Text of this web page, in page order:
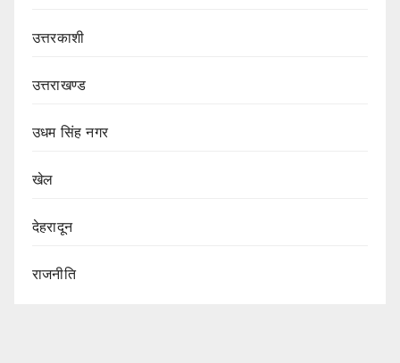
उत्तरकाशी
उत्तराखण्ड
उधम सिंह नगर
खेल
देहरादून
राजनीति